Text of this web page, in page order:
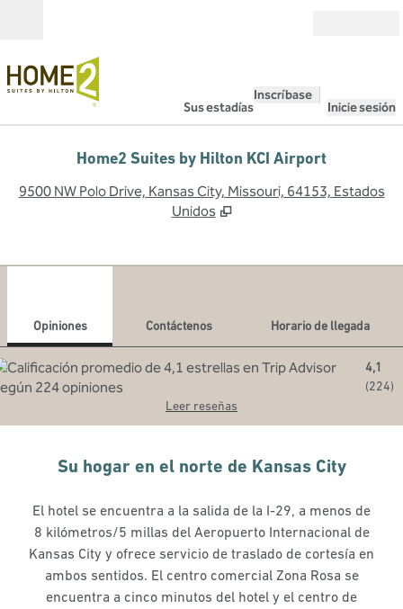
Sus estadías
Inscríbase
Inicie sesión
Home2 Suites by Hilton KCI Airport
9500 NW Polo Drive, Kansas City, Missouri, 64153, Estados
Unidos
Opiniones Contáctenos
Horario de llegada
4,1
(224)
Leer reseñas
Su hogar en el norte de Kansas City
El hotel se encuentra a la salida de la I-29, a menos de
8 kilómetros/5 millas del Aeropuerto Internacional de
Kansas City y ofrece servicio de traslado de cortesía en
ambos sentidos. El centro comercial Zona Rosa se
encuentra a cinco minutos del hotel y el centro de